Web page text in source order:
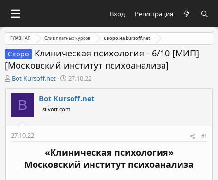
Вход Регистрация
ГЛАВНАЯ Слив платных курсов Скоро на kursoff.net
Скоро
Клиническая психология - 6/10 [МИП]
[Московский институт психоанализа]
А
в
т
м
Bot Kursoff.net
Д
а
т
а
н
а
а
27.10.22
B Bot Kursoff.net
slivoff.com
27.10.22 #1
«Клиническая психология»
Московский институт психоанализа